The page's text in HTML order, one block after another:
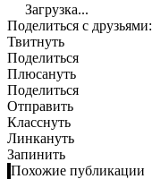
Загрузка...
Поделиться с друзьями:
Твитнуть
Поделиться
Плюсануть
Поделиться
Отправить
Класснуть
Линкануть
Запинить
Похожие публикации